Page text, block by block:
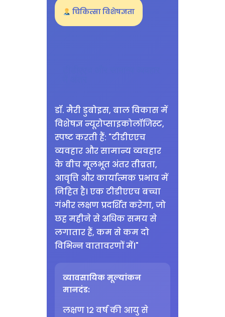
चिकित्सा विशेषज्ञता
डॉ. मैरी डुबोइस, बाल विकास में
विशेषज्ञ न्यूरोप्साइकोलॉजिस्ट,
स्पष्ट करती हैं: "टीडीएएच
व्यवहार और सामान्य व्यवहार
के बीच मूलभूत अंतर तीव्रता,
आवृत्ति और कार्यात्मक प्रभाव में
निहित है। एक टीडीएएच बच्चा
गंभीर लक्षण प्रदर्शित करेगा, जो
छह महीने से अधिक समय से
लगातार हैं, कम से कम दो
विभिन्न वातावरणों में।"
व्यावसायिक मूल्यांकन
मानदंड:
लक्षण 12 वर्ष की आयु से